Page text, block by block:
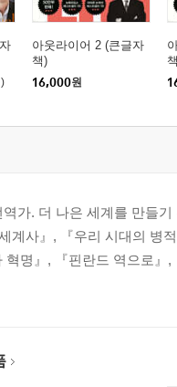
아웃라이어 2 (큰글자
책)
16,000원
가. 더 나은 세계를 만들
계사』, 『우리 시대의 병
혁명』, 『핀란드 역으로